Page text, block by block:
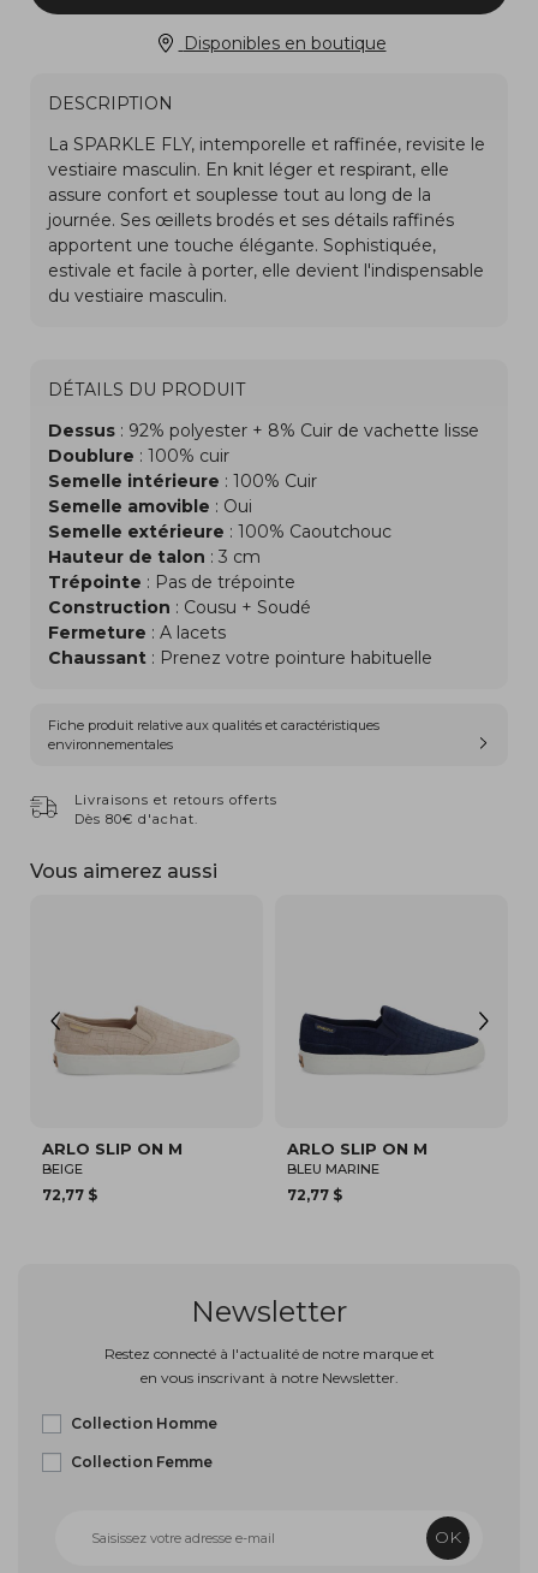
Disponibles en boutique
DESCRIPTION
DÉTAILS DU PRODUIT
Dessus : 92% polyester + 8% Cuir de vachette lisse
Doublure : 100% cuir
Semelle intérieure : 100% Cuir
Semelle amovible : Oui
Semelle extérieure : 100% Caoutchouc
Hauteur de talon : 3 cm
Trépointe : Pas de trépointe
Construction : Cousu + Soudé
Fermeture : A lacets
Chaussant : Prenez votre pointure habituelle
Fiche produit relative aux qualités et caractéristiques
environnementales
Livraisons et retours offerts
Dès 80€ d'achat.
Vous aimerez aussi
ON M ARLO SLIP ON M SPARKLE
Newsletter
Restez connecté à l'actualité de notre marque et
en vous inscrivant à notre Newsletter.
Collection Homme
Collection Femme
OK